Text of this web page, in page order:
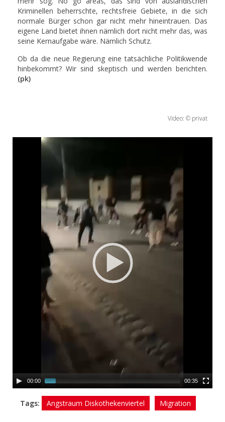
Kriminellen beherrschte, rechtsfreie Gebiete, in die sich
normale Bürger schon gar nicht mehr hineintrauen. Das
eigene Land bietet ihnen nämlich dort nicht mehr das, was
seine Kernaufgabe wäre. Nämlich Schutz.
Ob da die neue Regierung eine tatsächliche Politikwende
hinbekommt? Wir sind skeptisch und werden berichten.
(pk)
Video: © privat
00:00 00:35
Tags: Angstraum Diskothekenviertel Migration